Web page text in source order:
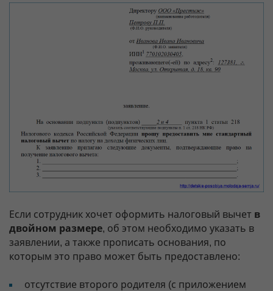
Если сотрудник хочет оформить налоговый вычет в
двойном размере, об этом необходимо указать в
заявлении, а также прописать основания, по
которым это право может быть предоставлено:
отсутствие второго родителя (с приложением